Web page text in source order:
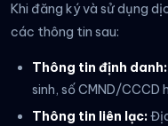
Khi đăng ký và sử dụng
các thông tin sau:
Thông tin định danh:
sinh, số CMND/CCCD
Thông tin liên lạc: